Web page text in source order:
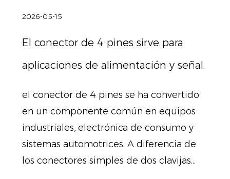
2026-05-15
El conector de 4 pines sirve para
aplicaciones de alimentación y señal.
el conector de 4 pines se ha convertido
en un componente común en equipos
industriales, electrónica de consumo y
sistemas automotrices. A diferencia de
los conectores simples de dos clavijas...